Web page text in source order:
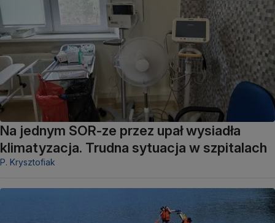
Na jednym SOR-ze przez upał wysiadła
klimatyzacja. Trudna sytuacja w szpitalach
P. Krysztofiak